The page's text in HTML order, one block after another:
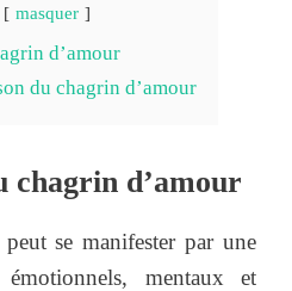
masquer
d’amour
du chagrin d’amour
chagrin d’amour
se manifester par une
mentaux et